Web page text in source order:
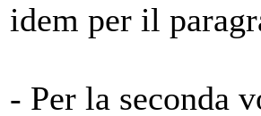
idem per il
- Per la seconda